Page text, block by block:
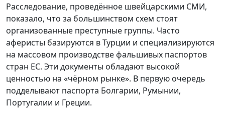
Расследование, проведённое швейцарскими СМИ,
показало, что за большинством схем стоят
организованные преступные группы. Часто
аферисты базируются в Турции и специализируются
на массовом производстве фальшивых паспортов
стран ЕС. Эти документы обладают высокой
ценностью на «чёрном рынке». В первую очередь
подделывают паспорта Болгарии, Румынии,
Португалии и Греции.